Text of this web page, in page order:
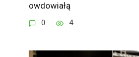
owdowiałą
0 4